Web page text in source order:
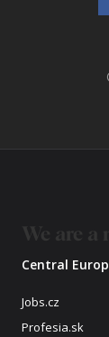
Central
Jobs.cz
Profesia.sk